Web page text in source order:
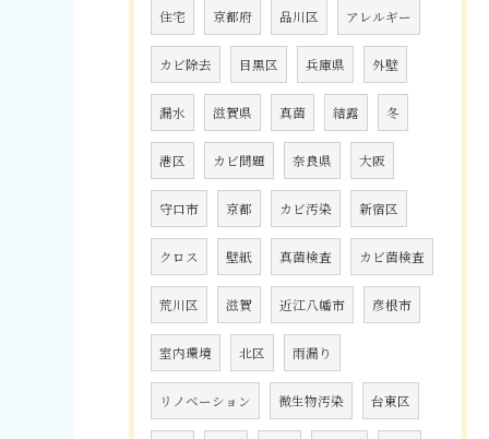
住宅 京都府 品川区 アレルギー
カビ除去 目黒区 兵庫県 外壁
漏水 滋賀県 真菌 結露 冬
港区 カビ問題 奈良県 大阪
守口市 京都 カビ汚染 新宿区
クロス 壁紙 真菌検査 カビ菌検査
荒川区 滋賀 近江八幡市 彦根市
室内環境 北区 雨漏り
リノベーション 微生物汚染 台東区